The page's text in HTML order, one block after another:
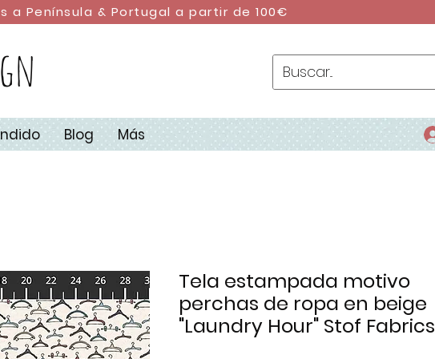
a Península & Portugal a partir de 100€
Blog Más
Tela estampada motivo
perchas de ropa en beige
"Laundry Hour" Stof Fabrics